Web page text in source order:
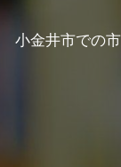
小金井市での